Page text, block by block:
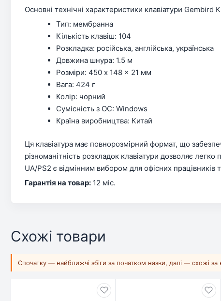
Основні технічні характеристики клавіатури
Тип: мембранна
Кількість клавіш: 104
Розкладка: російська, англійська, українська
Довжина шнура: 1.5 м
Розміри: 450 x 148 x 21 мм
Вага: 424 г
Колір: чорний
Сумісність з ОС: Windows
Країна виробництва: Китай
Ця клавіатура має повнорозмірний формат, що
різноманітність розкладок клавіатури дозволяє
UA/PS2 є відмінним вибором для офісних працівників
Гарантія на товар: 12 міс.
Схожі товари
Спочатку — найближчі збіги за початком назви, далі — схожі